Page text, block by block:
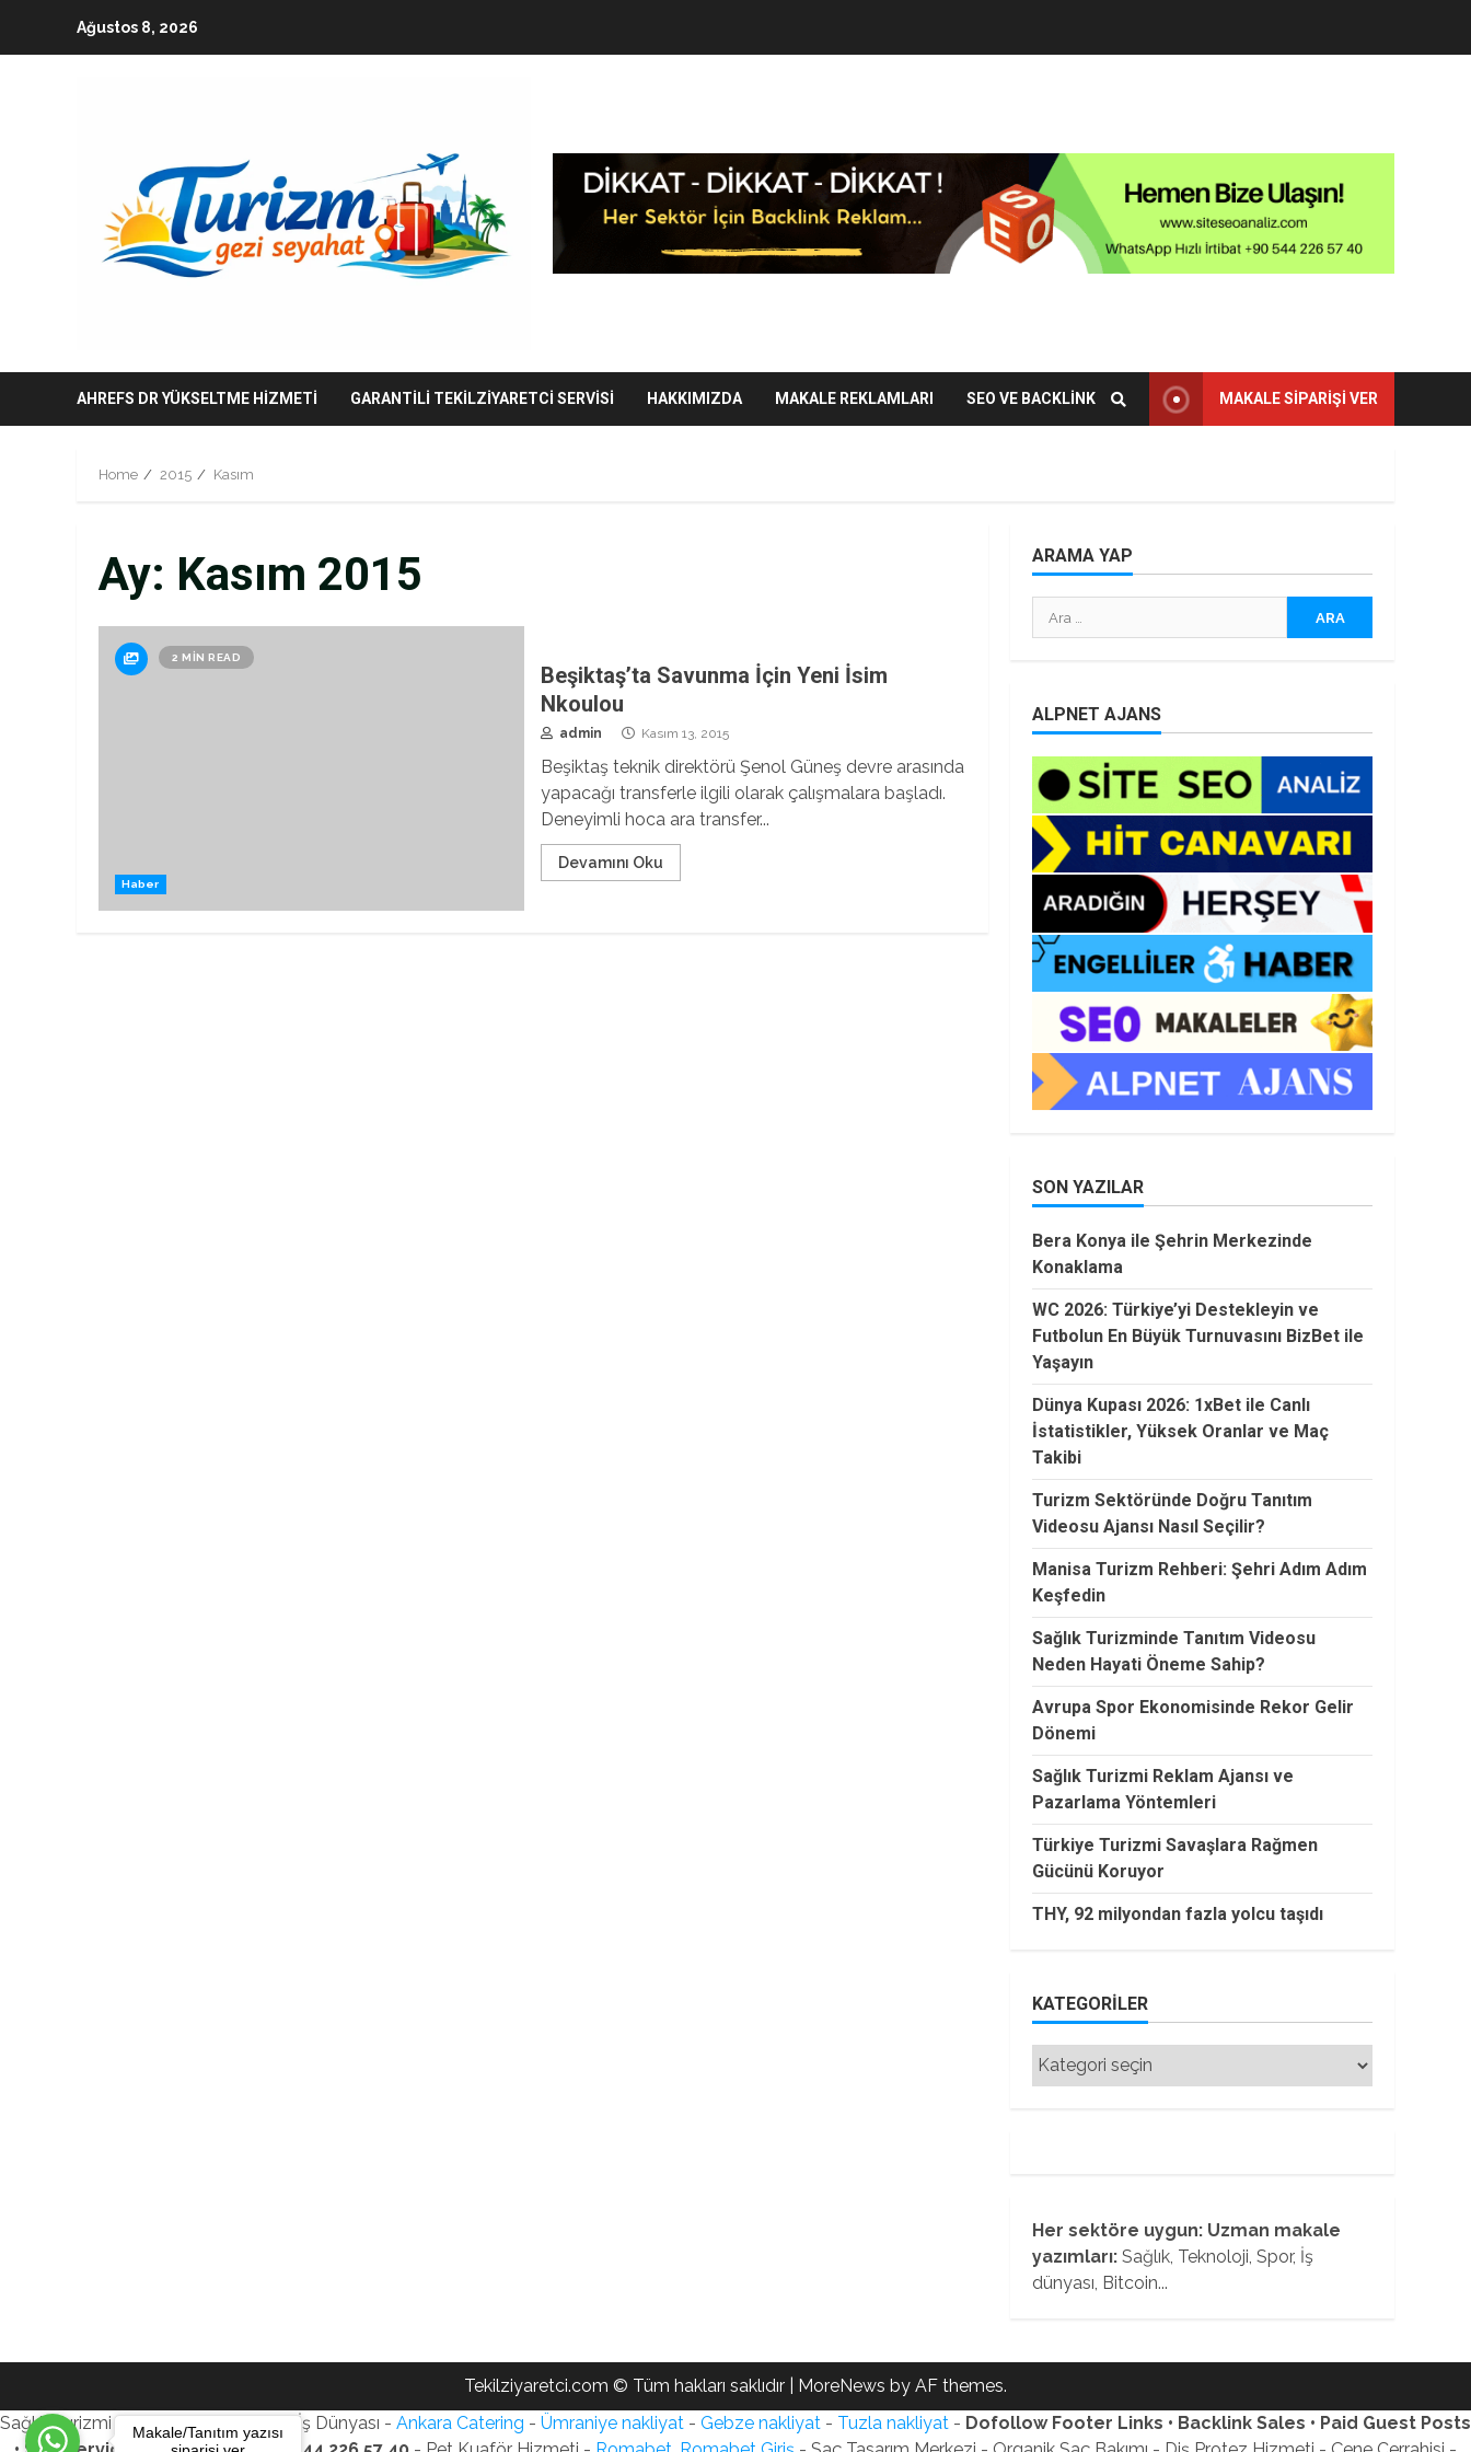
Ağustos 8, 2026
AHREFS DR YÜKSELTME HIZMETI GARANTILI TEKILZIYARETCI SERVISI HAKKIMIZDA MAKALE REKLAMLARI SEO VE BACKLINK MAKALE SIPARIŞI VER
Home 2015 Kasım
Ay: Kasım 2015
2 MIN READ
Haber
Beşiktaş’ta Savunma İçin Yeni İsim
Nkoulou
admin Kasım 13, 2015
Beşiktaş teknik direktörü Şenol Güneş devre arasında
yapacağı transferle ilgili olarak çalışmalara başladı.
Deneyimli hoca ara transfer...
Devamını Oku
ARAMA YAP
Arama:
ALPNET AJANS
SON YAZILAR
Bera Konya ile Şehrin Merkezinde
Konaklama
WC 2026: Türkiye’yi Destekleyin ve
Futbolun En Büyük Turnuvasını BizBet ile
Yaşayın
Dünya Kupası 2026: 1xBet ile Canlı
İstatistikler, Yüksek Oranlar ve Maç
Takibi
Turizm Sektöründe Doğru Tanıtım
Videosu Ajansı Nasıl Seçilir?
Manisa Turizm Rehberi: Şehri Adım Adım
Keşfedin
Sağlık Turizminde Tanıtım Videosu
Neden Hayati Öneme Sahip?
Avrupa Spor Ekonomisinde Rekor Gelir
Dönemi
Sağlık Turizmi Reklam Ajansı ve
Pazarlama Yöntemleri
Türkiye Turizmi Savaşlara Rağmen
Gücünü Koruyor
THY, 92 milyondan fazla yolcu taşıdı
KATEGORILER
Kategoriler
Her sektöre uygun: Uzman makale
yazımları:Sağlık, Teknoloji, Spor, İş
dünyası, Bitcoin...
Tekilziyaretci.com © Tüm hakları saklıdır MoreNews by AF themes.
Sağlık Turizmi Reklam Ajansı - Gezi - İş Dünyası - Ankara Catering - Ümraniye nakliyat - Gebze nakliyat - Tuzla nakliyat - Dofollow Footer Links • Backlink Sales • Paid Guest Posts
Makale/Tanıtım yazısı